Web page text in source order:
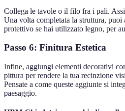
Collega le tavole o il filo fra i pali.
Una volta completata la struttura,
protettivo se hai utilizzato legno, per
Passo 6: Finitura Estetica
Infine, aggiungi elementi decorativi
pittura per rendere la tua recinzione
Pensate a come queste aggiunte si
paesaggio.